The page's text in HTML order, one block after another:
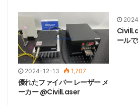
2024-12-13 1,707
優れたファイバー レーザー メ
ーカー @CivilLaser
ール